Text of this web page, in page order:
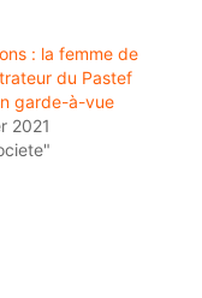
: la femme de
du Pastef
garde-à-vue
2021